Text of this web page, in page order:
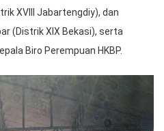
XVIII Jabartengdiy), dan
(Distrik XIX Bekasi), serta
Biro Perempuan HKBP.